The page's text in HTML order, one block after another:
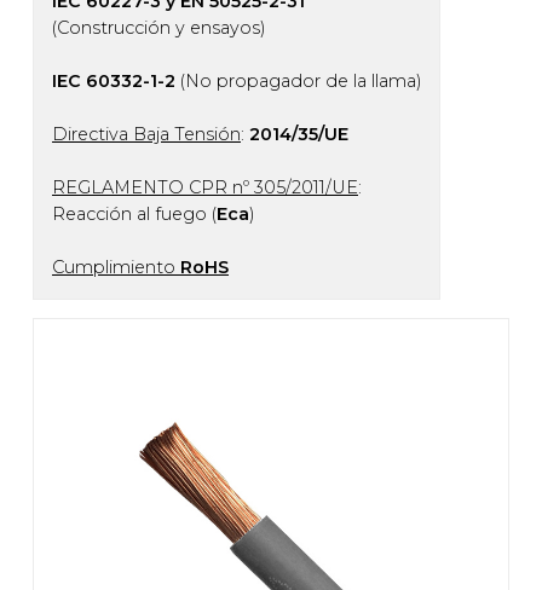
(Construcción y ensayos)
IEC 60332-1-2 (No propagador de la llama)
Directiva Baja Tensión: 2014/35/UE
REGLAMENTO CPR nº 305/2011/UE:
Reacción al fuego (Eca)
Cumplimiento RoHS